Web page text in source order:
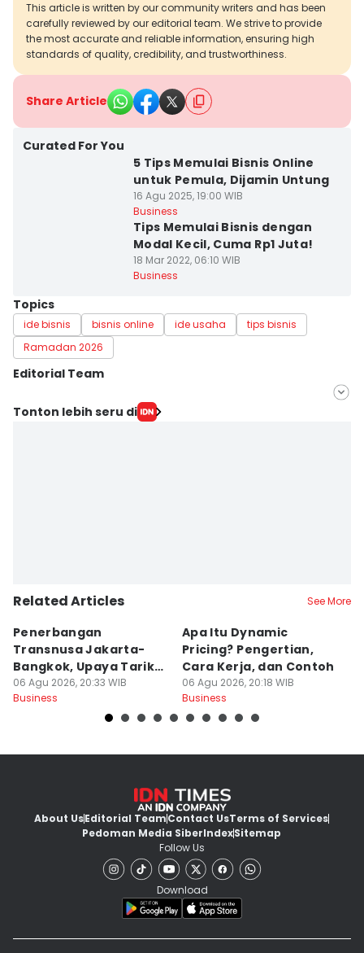
This article is written by our community writers and has been
carefully reviewed by our editorial team. We strive to provide
the most accurate and reliable information, ensuring high
standards of quality, credibility, and trustworthiness.
Share Article
Curated For You
5 Tips Memulai Bisnis Online
untuk Pemula, Dijamin Untung
16 Agu 2025, 19:00 WIB
Business
Tips Memulai Bisnis dengan
Modal Kecil, Cuma Rp1 Juta!
18 Mar 2022, 06:10 WIB
Business
Topics
ide bisnis bisnis online ide usaha
tips bisnis
Ramadan 2026
Editorial Team
Editor
Tonton lebih seru di
Related Articles See More
Penerbangan
Transnusa Jakarta-
Bangkok, Upaya Tarik
Wisatawan Muslim
06 Agu 2026, 20:33 WIB
Business
Apa Itu Dynamic
Pricing? Pengertian,
Cara Kerja, dan Contoh
06 Agu 2026, 20:18 WIB
Business
About UsEditorial TeamContact UsTerms of Services
Pedoman Media SiberIndexSitemap
Follow Us
Download